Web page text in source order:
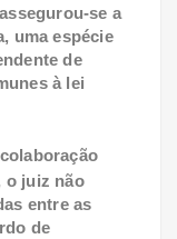
se a
uma espécie
de
à lei
o juiz não
entre as
de